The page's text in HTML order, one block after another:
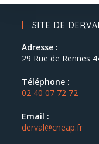
SITE DE
Adresse :
29 Rue de Rennes
Téléphone :
02 40 07 72 72
Email :
derval@cneap.fr